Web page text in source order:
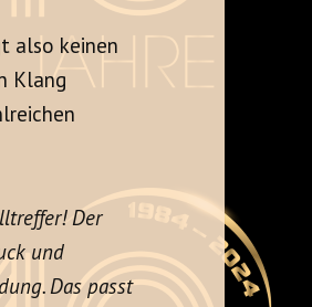
also keinen
Klang
Der
und
Das passt